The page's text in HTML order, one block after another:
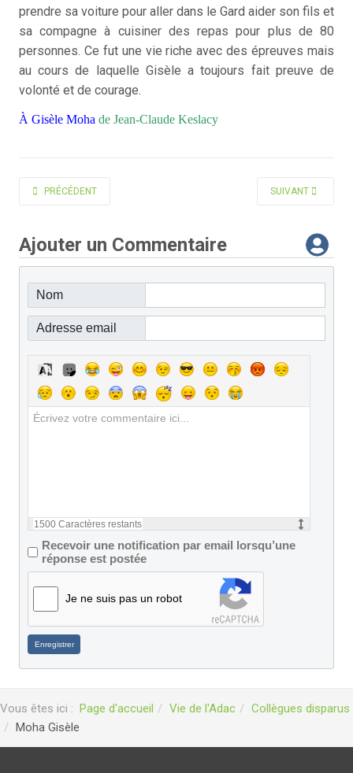
prendre sa voiture pour aller dans le Gard aider son fils et
sa compagne à cuisiner des repas pour plus de 80
personnes. Ce fut une vie riche avec des épreuves mais
au cours de laquelle Gisèle a toujours fait preuve de
volonté et de courage.
À Gisèle Moha de Jean-Claude Keslacy
ARTICLE PRÉCÉDENT : CASSAR MARIE-THÉRÈSE
PRÉCÉDENT ARTICLE SUIVANT
SUIVANT
Ajouter un Commentaire
Nom
Adresse email
1500 Caractères restants
Recevoir une notification par email lorsqu’une
réponse est postée
Je ne suis pas un robot
Enregistrer
Vous êtes ici : Page d'accueil Vie de l'Adac
Collègues disparus
Moha Gisèle